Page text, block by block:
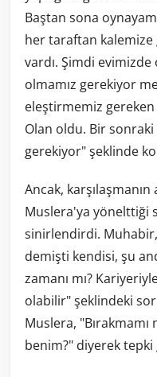
Baştan sona
her taraftan kalemize
vardı. Şimdi evimizde
olmamız gerekiyor
eleştirmemiz gereken
Olan oldu. Bir
gerekiyor" şeklinde
Ancak,
Muslera'ya yönelttiği
sinirlendirdi.
demişti kendisi, şu
zamanı mı?
olabilir" şeklindeki
Muslera,
benim?" diyerek tepki